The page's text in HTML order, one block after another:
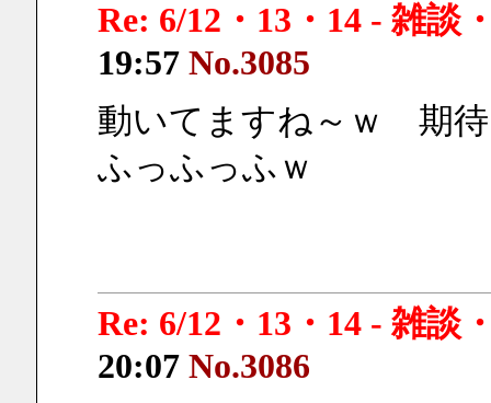
Re: 6/12・13・14 - 雑談
19:57 No.3085
動いてますね～ｗ　期
ふっふっふｗ
Re: 6/12・13・14 - 雑談
20:07 No.3086